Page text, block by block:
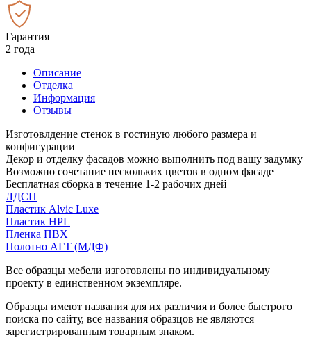
Гарантия
2 года
Описание
Отделка
Информация
Отзывы
Изготовлдение стенок в гостиную любого размера и
конфигурации
Декор и отделку фасадов можно выполнить под вашу задумку
Возможно сочетание нескольких цветов в одном фасаде
Бесплатная сборка в течение 1-2 рабочих дней
ЛДСП
Пластик Alvic Luxe
Пластик HPL
Пленка ПВХ
Полотно АГТ (МДФ)
Все образцы мебели изготовлены по индивидуальному
проекту в единственном экземпляре.
Образцы имеют названия для их различия и более быстрого
поиска по сайту, все названия образцов не являются
зарегистрированным товарным знаком.